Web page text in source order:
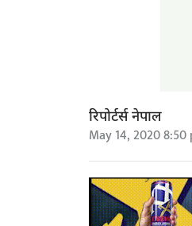
रिपोर्टर्स नेपाल
May 14, 2020 8:50